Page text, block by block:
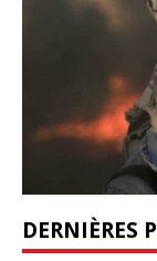
DERNIÈRES